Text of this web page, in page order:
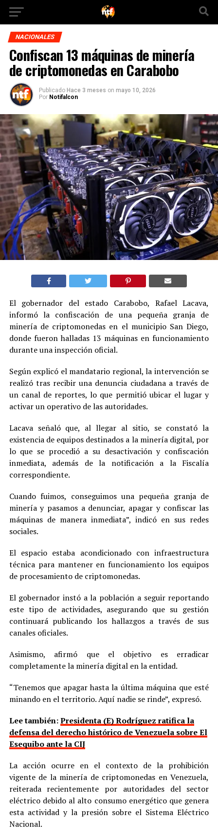
NACIONALES
Confiscan 13 máquinas de minería
de criptomonedas en Carabobo
Publicado Hace 3 meses on mayo 10, 2026
Por Notifalcon
El gobernador del estado Carabobo, Rafael Lacava,
informó la confiscación de una pequeña granja de
minería de criptomonedas en el municipio San Diego,
donde fueron halladas 13 máquinas en funcionamiento
durante una inspección oficial.
Según explicó el mandatario regional, la intervención se
realizó tras recibir una denuncia ciudadana a través de
un canal de reportes, lo que permitió ubicar el lugar y
activar un operativo de las autoridades.
Lacava señaló que, al llegar al sitio, se constató la
existencia de equipos destinados a la minería digital, por
lo que se procedió a su desactivación y confiscación
inmediata, además de la notificación a la Fiscalía
correspondiente.
Cuando fuimos, conseguimos una pequeña granja de
minería y pasamos a denunciar, apagar y confiscar las
máquinas de manera inmediata”, indicó en sus redes
sociales.
El espacio estaba acondicionado con infraestructura
técnica para mantener en funcionamiento los equipos
de procesamiento de criptomonedas.
El gobernador instó a la población a seguir reportando
este tipo de actividades, asegurando que su gestión
continuará publicando los hallazgos a través de sus
canales oficiales.
Asimismo, afirmó que el objetivo es erradicar
completamente la minería digital en la entidad.
“Tenemos que apagar hasta la última máquina que esté
minando en el territorio. Aquí nadie se rinde”, expresó.
Lee también:Presidenta (E) Rodríguez ratifica la
defensa del derecho histórico de Venezuela sobre El
Esequibo ante la CIJ
La acción ocurre en el contexto de la prohibición
vigente de la minería de criptomonedas en Venezuela,
reiterada recientemente por autoridades del sector
eléctrico debido al alto consumo energético que genera
esta actividad y la presión sobre el Sistema Eléctrico
Nacional.